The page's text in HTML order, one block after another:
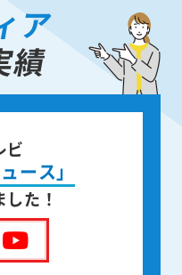
ア
績
が
遺品整理
た！